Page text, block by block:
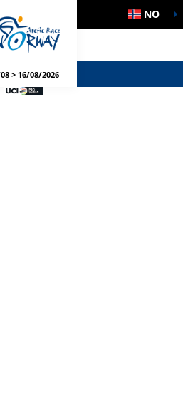
NO
> 16/08/2026